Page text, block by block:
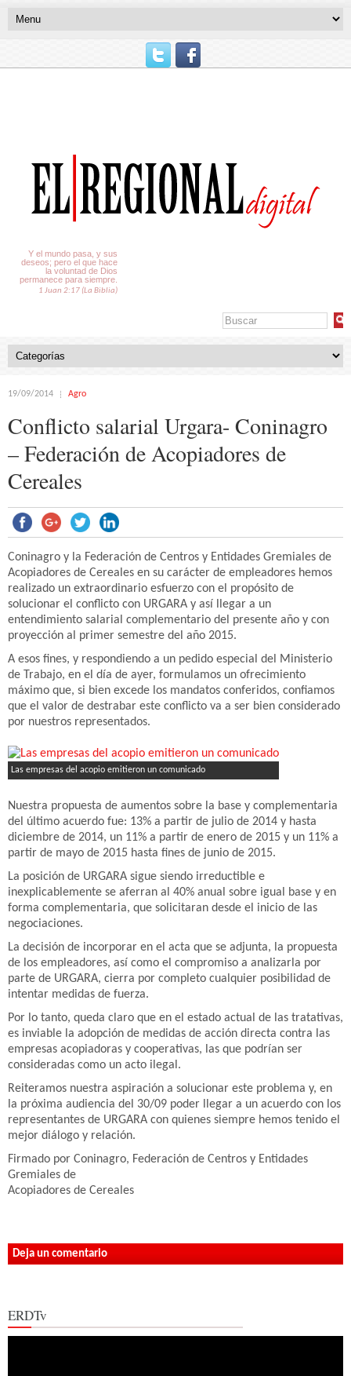
Y el mundo pasa, y sus
deseos; pero el que hace
la voluntad de Dios
permanece para siempre.
1 Juan 2:17 (La Biblia)
19/09/2014 Agro
Conflicto salarial Urgara- Coninagro
– Federación de Acopiadores de
Cereales
Coninagro y la Federación de Centros y Entidades Gremiales de
Acopiadores de Cereales en su carácter de empleadores hemos
realizado un extraordinario esfuerzo con el propósito de
solucionar el conflicto con URGARA y así llegar a un
entendimiento salarial complementario del presente año y con
proyección al primer semestre del año 2015.
A esos fines, y respondiendo a un pedido especial del Ministerio
de Trabajo, en el día de ayer, formulamos un ofrecimiento
máximo que, si bien excede los mandatos conferidos, confiamos
que el valor de destrabar este conflicto va a ser bien considerado
por nuestros representados.
Las empresas del acopio emitieron un comunicado
Nuestra propuesta de aumentos sobre la base y complementaria
del último acuerdo fue: 13% a partir de julio de 2014 y hasta
diciembre de 2014, un 11% a partir de enero de 2015 y un 11% a
partir de mayo de 2015 hasta fines de junio de 2015.
La posición de URGARA sigue siendo irreductible e
inexplicablemente se aferran al 40% anual sobre igual base y en
forma complementaria, que solicitaran desde el inicio de las
negociaciones.
La decisión de incorporar en el acta que se adjunta, la propuesta
de los empleadores, así como el compromiso a analizarla por
parte de URGARA, cierra por completo cualquier posibilidad de
intentar medidas de fuerza.
Por lo tanto, queda claro que en el estado actual de las tratativas,
es inviable la adopción de medidas de acción directa contra las
empresas acopiadoras y cooperativas, las que podrían ser
consideradas como un acto ilegal.
Reiteramos nuestra aspiración a solucionar este problema y, en
la próxima audiencia del 30/09 poder llegar a un acuerdo con los
representantes de URGARA con quienes siempre hemos tenido el
mejor diálogo y relación.
Firmado por Coninagro, Federación de Centros y Entidades
Gremiales de
Acopiadores de Cereales
Deja un comentario
ERDTv